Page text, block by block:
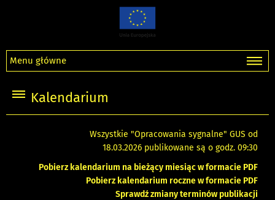
Menu główne
Kalendarium
Wszystkie "Opracowania sygnalne" GUS od
18.03.2026 publikowane są o godz. 09:30
Pobierz kalendarium na bieżący miesiąc w formacie PDF
Pobierz kalendarium roczne w formacie PDF
Sprawdź zmiany terminów publikacji